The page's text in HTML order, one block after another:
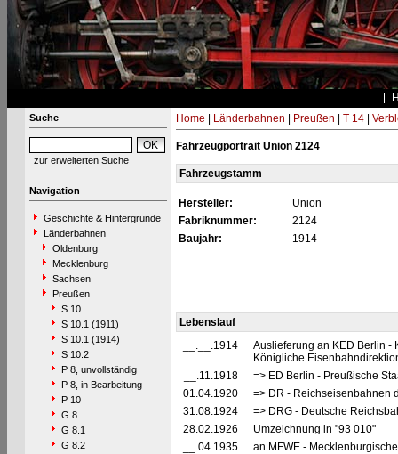
Suche
zur erweiterten Suche
Navigation
Geschichte & Hintergründe
Länderbahnen
Oldenburg
Mecklenburg
Sachsen
Preußen
S 10
S 10.1 (1911)
S 10.1 (1914)
S 10.2
P 8, unvollständig
P 8, in Bearbeitung
P 10
G 8
G 8.1
G 8.2
Home Länderbahnen Preußen T 14|
Fahrzeugportrait Union 2124
Fahrzeugstamm
Hersteller:
Union
Fabriknummer:
2124
Baujahr:
1914
Lebenslauf
__.__.1914
Auslieferung an KED Berlin -
Königliche
__.11.1918
=> ED Berlin - Preußische
01.04.1920
=> DR - Reichseisenbahnen
31.08.1924
=> DRG - Deutsche
28.02.1926
Umzeichnung in "93 010"
__.04.1935
an MFWE -